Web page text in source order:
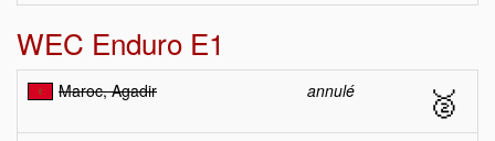
WEC Enduro E1
Maroc, Agadir annulé 🥈